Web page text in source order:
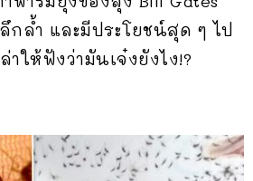
กล้ำ และมีประโยชน์สุด ๆ ไป
าให้ฟังว่ามันเจ๋งยังไง!?